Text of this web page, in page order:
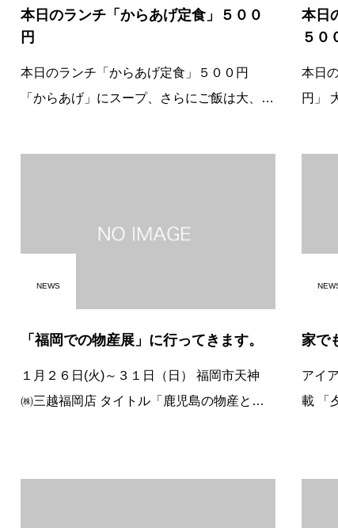
本日のランチ「からあげ定食」５００
円
本日のランチ「からあげ定食」５００円
「からあげ」にスープ、さらにご飯は大、
本日
５０
本日
円」 大好評です。 本日の日替わりランチは
NEWS
「福岡での物産展」に行ってきます。
１月２６日(火)～３１日（日） 福岡市天神
㈱三越福岡店 タイトル「鹿児島の物産と観
ご
家で
アイ
載 「夕方こられた常連のご夫婦のお客様